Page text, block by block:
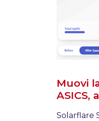
Muovi
ASICS,
Solarflare